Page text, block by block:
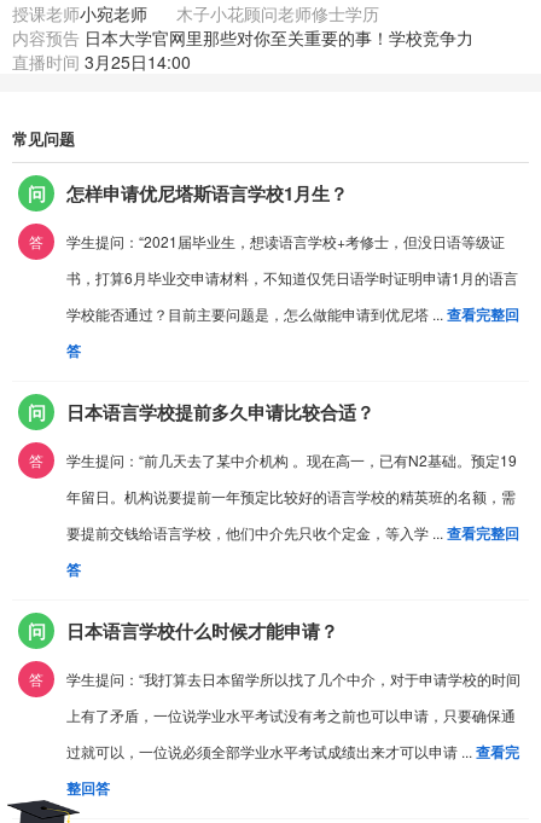
授课老师小宛老师
木子小花顾问老师修士学历
内容预告 日本大学官网里那些对你至关重要的事！学校竞争力
直播时间 3月25日14:00
常见问题
问 怎样申请优尼塔斯语言学校1月生？
答
学生提问：“2021届毕业生，想读语言学校+考修士，但没日语等级证
书，打算6月毕业交申请材料，不知道仅凭日语学时证明申请1月的语言
学校能否通过？目前主要问题是，怎么做能申请到优尼塔 ... 查看完整回
答
问 日本语言学校提前多久申请比较合适？
答
学生提问：“前几天去了某中介机构 。现在高一，已有N2基础。预定19
年留日。机构说要提前一年预定比较好的语言学校的精英班的名额，需
要提前交钱给语言学校，他们中介先只收个定金，等入学 ... 查看完整回
答
问 日本语言学校什么时候才能申请？
答
学生提问：“我打算去日本留学所以找了几个中介，对于申请学校的时间
上有了矛盾，一位说学业水平考试没有考之前也可以申请，只要确保通
过就可以，一位说必须全部学业水平考试成绩出来才可以申请 ... 查看完
整回答